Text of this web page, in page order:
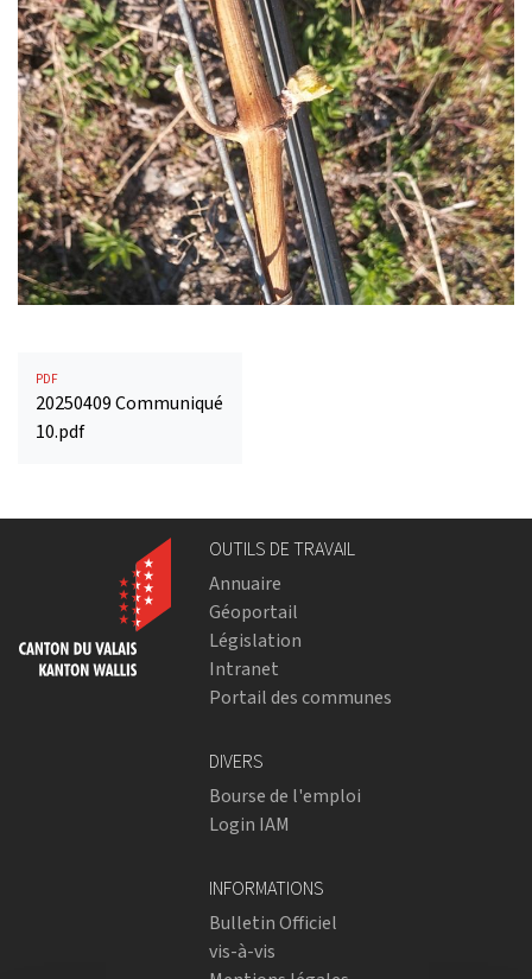
PDF
20250409 Communiqué
10.pdf
OUTILS DE TRAVAIL
Annuaire
Géoportail
Législation
Intranet
Portail des communes
DIVERS
Bourse de l'emploi
Login IAM
INFORMATIONS
Bulletin Officiel
vis-à-vis